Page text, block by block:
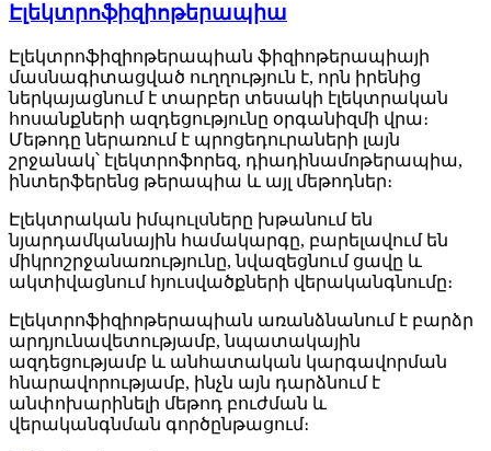
Էլեկտրոֆիզիոթերապիա
Էլեկտրոֆիզիոթերապիան ֆիզիոթերապիայի
մասնագիտացված ուղղություն է, որն իրենից
ներկայացնում է տարբեր տեսակի էլեկտրական
հոսանքների ազդեցությունը օրգանիզմի վրա։
Մեթոդը ներառում է պրոցեդուրաների լայն
շրջանակ՝ էլեկտրոֆորեզ, դիադինամոթերապիա,
ինտերֆերենց թերապիա և այլ մեթոդներ։
Էլեկտրական իմպուլսները խթանում են
նյարդամկանային համակարգը, բարելավում են
միկրոշրջանառությունը, նվազեցնում ցավը և
ակտիվացնում հյուսվածքների վերականգնումը։
Էլեկտրոֆիզիոթերապիան առանձնանում է բարձր
արդյունավետությամբ, նպատակային
ազդեցությամբ և անհատական կարգավորման
հնարավորությամբ, ինչն այն դարձնում է
անփոխարինելի մեթոդ բուժման և
վերականգնման գործընթացում։